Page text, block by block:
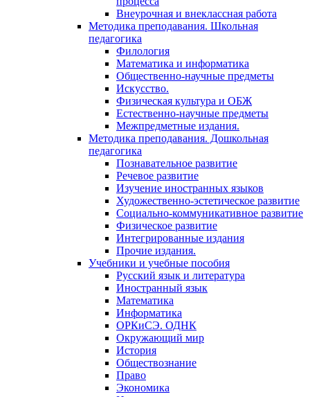
Внеурочная и внеклассная работа
Методика преподавания. Школьная
педагогика
Филология
Математика и информатика
Общественно-научные предметы
Искусство.
Физическая культура и ОБЖ
Естественно-научные предметы
Межпредметные издания.
Методика преподавания. Дошкольная
педагогика
Познавательное развитие
Речевое развитие
Изучение иностранных языков
Художественно-эстетическое развитие
Социально-коммуникативное развитие
Физическое развитие
Интегрированные издания
Прочие издания.
Учебники и учебные пособия
Русский язык и литература
Иностранный язык
Математика
Информатика
ОРКиСЭ. ОДНК
Окружающий мир
История
Обществознание
Право
Экономика